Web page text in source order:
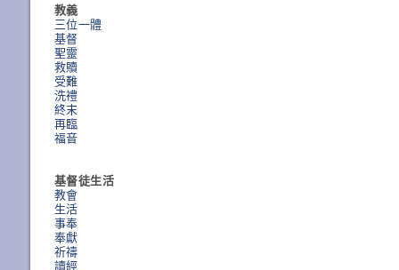
教義
三位一體
基督
聖靈
救贖
受難
洗禮
終末
再臨
福音
基督徒生活
教會
生活
事奉
奉獻
祈禱
讀經